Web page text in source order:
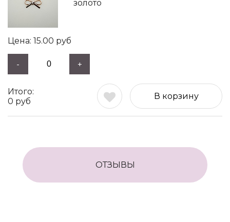
золото
15.00 руб
- +
0 руб
В корзину
ОТЗЫВЫ